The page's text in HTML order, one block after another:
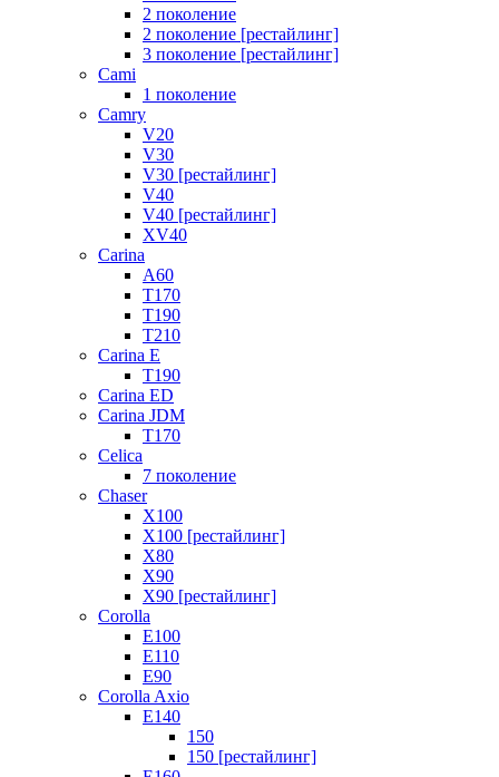
2 поколение
2 поколение [рестайлинг]
3 поколение [рестайлинг]
Cami
1 поколение
Camry
V20
V30
V30 [рестайлинг]
V40
V40 [рестайлинг]
XV40
Carina
A60
T170
T190
T210
Carina E
T190
Carina ED
Carina JDM
T170
Celica
7 поколение
Chaser
X100
X100 [рестайлинг]
X80
X90
X90 [рестайлинг]
Corolla
E100
E110
E90
Corolla Axio
E140
150
150 [рестайлинг]